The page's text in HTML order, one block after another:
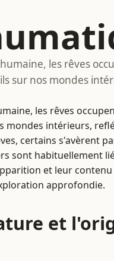
les rêves
sur nos mondes
les rêves
mondes intérieurs,
certains s'avèrent
sont habituellement
et leur
approfondie.
et